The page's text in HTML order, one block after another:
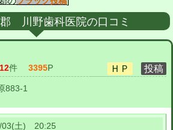
川野歯科医院の口コミ
12件 3395P
883-1
土) 20:25